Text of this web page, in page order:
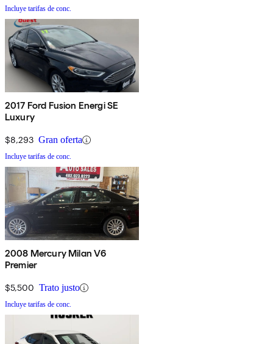
Incluye tarifas de conc.
2017 Ford Fusion Energi SE
Luxury
$8,293 Gran oferta
Incluye tarifas de conc.
2008 Mercury Milan V6
Premier
$5,500 Trato justo
Incluye tarifas de conc.